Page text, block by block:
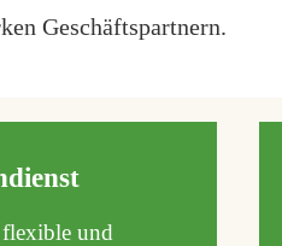
Geschäftspartnern.
und